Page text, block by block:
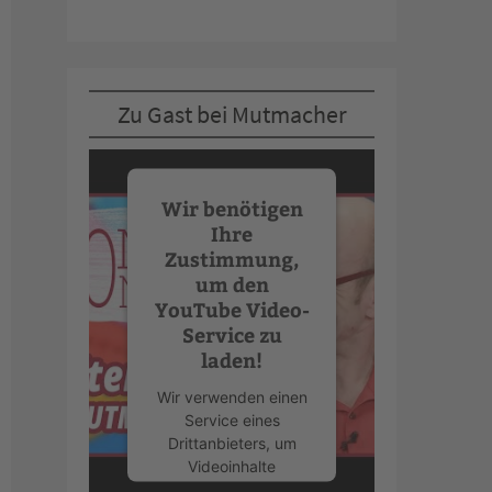
Zu Gast bei Mutmacher
Wir benötigen
Ihre
Zustimmung,
um den
YouTube Video-
Service zu
laden!
Wir verwenden einen
Service eines
Drittanbieters, um
Videoinhalte